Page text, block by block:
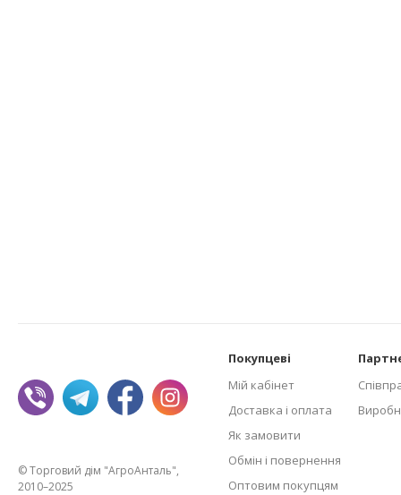
© Торговий дім "АгроАнталь",
2010–2025
Покупцеві
Мій кабінет
Доставка і оплата
Як замовити
Обмін і повернення
Оптовим покупцям